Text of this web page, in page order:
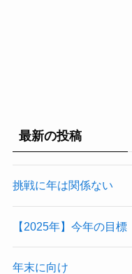
最新の投稿
挑戦に年は関係ない
【2025年】今年の目標
年末に向け